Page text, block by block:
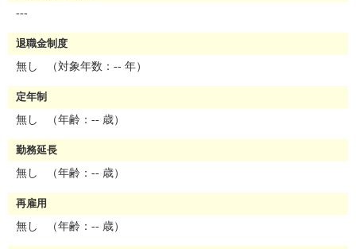
---
退職金制度
無し
（対象年数：-- 年）
定年制
無し
（年齢：-- 歳）
勤務延長
無し
（年齢：-- 歳）
再雇用
無し
（年齢：-- 歳）